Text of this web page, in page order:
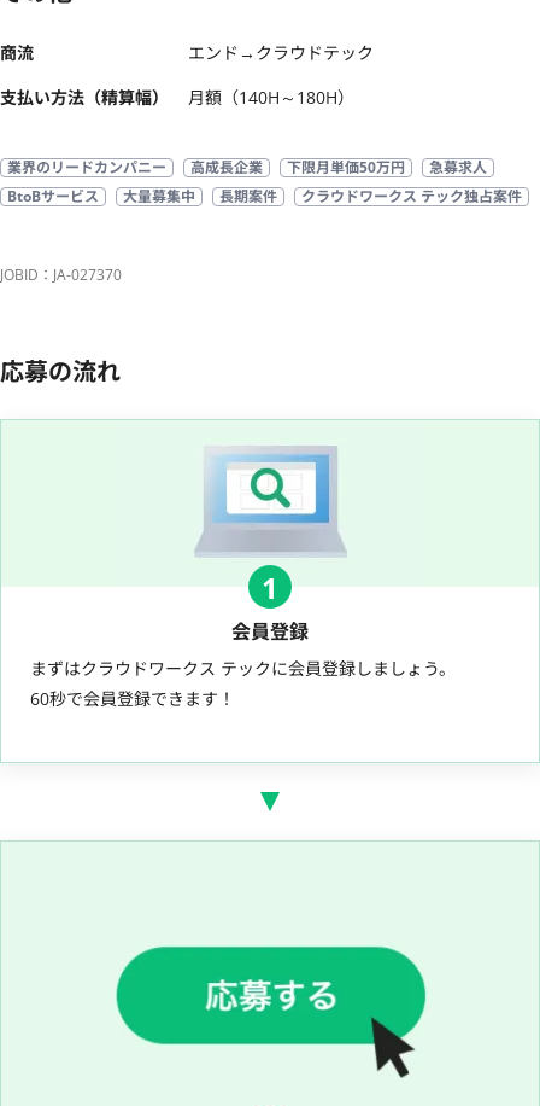
商流
エンド→クラウドテック
支払い方法（精算幅）
月額（140H～180H）
業界のリードカンパニー 高成長企業 下限月単価50万円
急募求人
BtoBサービス
大量募集中 長期案件 クラウドワークス テック独占案件
JOBID：JA-027370
応募の流れ
1
会員登録
まずはクラウドワークス テックに会員登録しましょう。
60秒で会員登録できます！